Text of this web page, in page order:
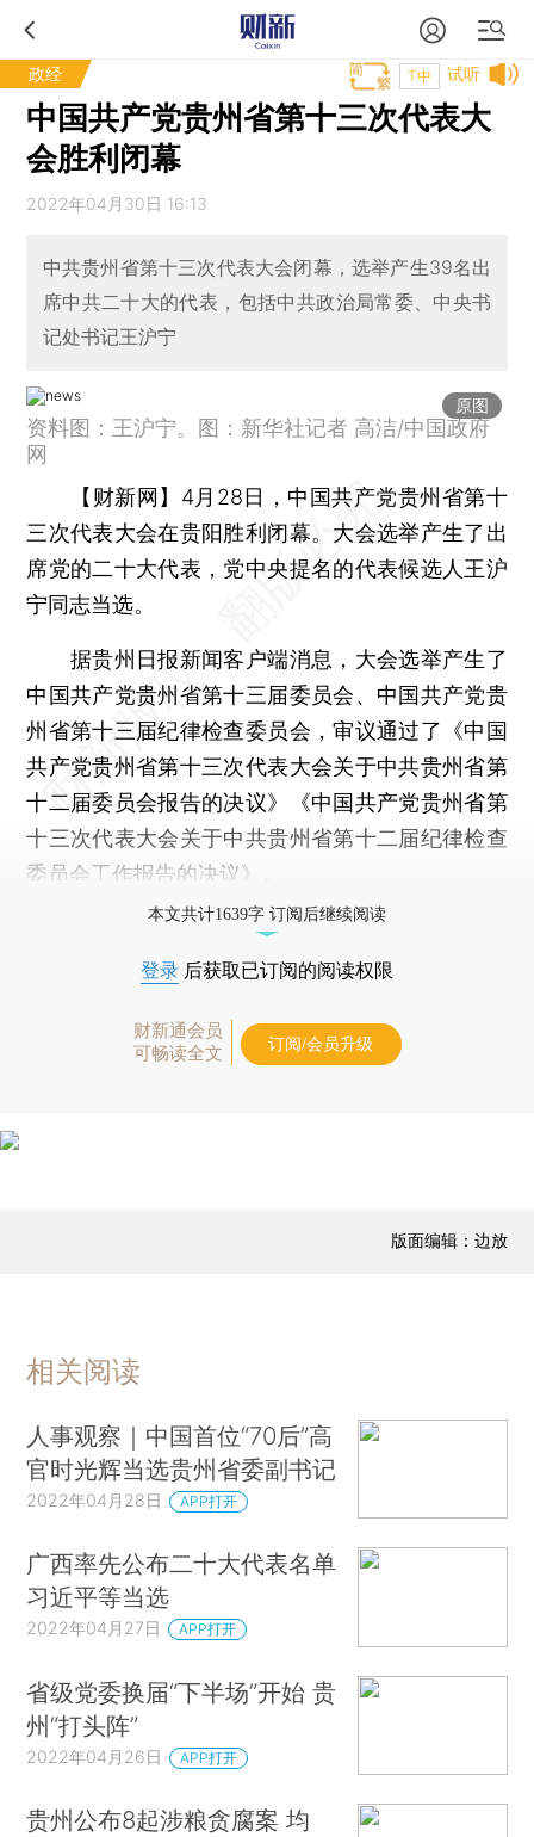
政经 试听
T中
中国共产党贵州省第十三次代表大
会胜利闭幕
2022年04月30日 16:13
中共贵州省第十三次代表大会闭幕，选举产生39名出
席中共二十大的代表，包括中共政治局常委、中央书
记处书记王沪宁
原图
资料图：王沪宁。图：新华社记者 高洁/中国政府
网
【财新网】 4月28日，中国共产党贵州省第十
三次代表大会在贵阳胜利闭幕。大会选举产生了出
席党的二十大代表，党中央提名的代表候选人王沪
宁同志当选。
据贵州日报新闻客户端消息，大会选举产生了
中国共产党贵州省第十三届委员会、中国共产党贵
州省第十三届纪律检查委员会，审议通过了《中国
共产党贵州省第十三次代表大会关于中共贵州省第
十二届委员会报告的决议》《中国共产党贵州省第
十三次代表大会关于中共贵州省第十二届纪律检查
委员会工作报告的决议》。
本文共计1639字 订阅后继续阅读
登录 后获取已订阅的阅读权限
财新通会员
可畅读全文
订阅/会员升级
版面编辑：边放
相关阅读
人事观察｜中国首位“70后”高
官时光辉当选贵州省委副书记
2022年04月28日 APP打开
广西率先公布二十大代表名单
习近平等当选
2022年04月27日 APP打开
省级党委换届“下半场”开始 贵
州“打头阵”
2022年04月26日 APP打开
贵州公布8起涉粮贪腐案 均